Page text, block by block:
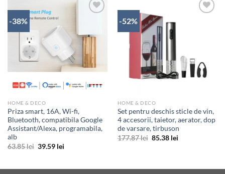
-38%
WISHLIST
HOME & DECO
Priza smart, 16A, Wi-fi,
Bluetooth, compatibila Google
Assistant/Alexa, programabila,
alb
63.85lei Prețul
63.85 lei.
39.59 leiPrețul
-52%
HOME & DECO
Set pentru deschis sticle de vin,
4 accesorii, taietor, aerator, dop
de varsare, tirbuson
177.87lei Prețul
85.38 leiPrețul